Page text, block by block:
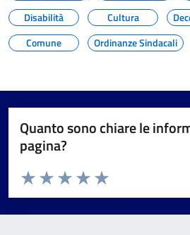
Disabilità
Cultura
Comune
Ordinanze Sindacali
Quanto sono chiare le
pagina?
Valuta da 1 a 5 stelle la pagina
Valuta 5 stelle su 5
Valuta 4 stelle su 5
Valuta 3 stelle su 5
Valuta 2 stelle su 5
Valuta 1 stelle su 5